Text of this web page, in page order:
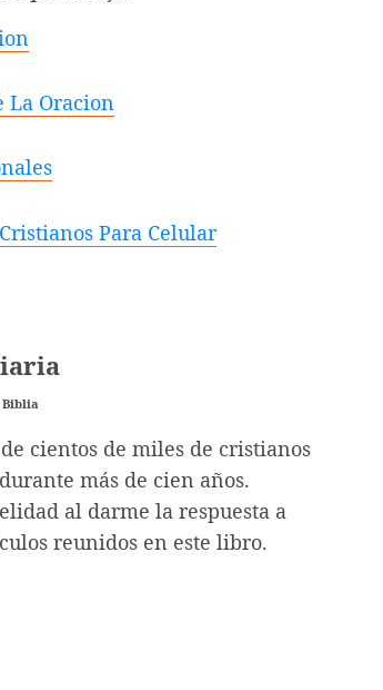
La Oracion
Para Celular
Biblia
cientos de miles de cristianos
más de cien años.
al darme la respuesta a
reunidos en este libro.